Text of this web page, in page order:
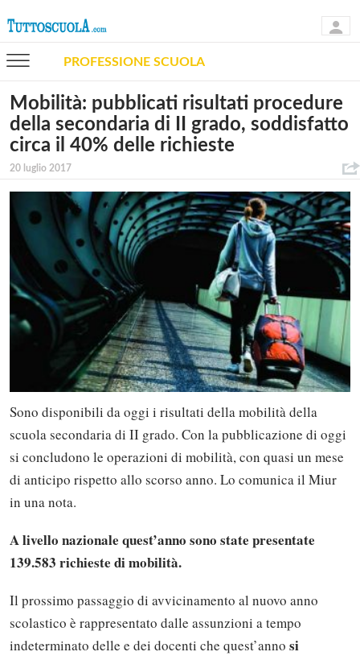
PROFESSIONE SCUOLA
Mobilità: pubblicati risultati procedure
della secondaria di II grado, soddisfatto
circa il 40% delle richieste
20 luglio 2017
Sono disponibili da oggi i risultati della mobilità della
scuola secondaria di II grado. Con la pubblicazione di oggi
si concludono le operazioni di mobilità, con quasi un mese
di anticipo rispetto allo scorso anno. Lo comunica il Miur
in una nota.
A livello nazionale quest’anno sono state presentate
139.583 richieste di mobilità.
Il prossimo passaggio di avvicinamento al nuovo anno
scolastico è rappresentato dalle assunzioni a tempo
indeterminato delle e dei docenti che quest’anno si